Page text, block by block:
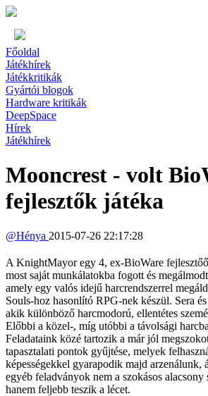
Főoldal
Játékhírek
Játékkritikák
Gyártói blogok
Hardware kritikák
DeepSpace
Hírek
Játékhírek
Mooncrest - volt
fejlesztők játéka
@Hénya 2015-07-26 22:17:28
A KnightMayor egy 4, ex-BioWare
most saját munkálatokba fogott és
amely egy valós idejű harcrendszerrel
Souls-hoz hasonlító RPG-nek készül. Sera
akik különböző harcmodorú, ellentétes
Előbbi a közel-, míg utóbbi a távolsági
Feladataink közé tartozik a már jól
tapasztalati pontok gyűjtése, melyek
képességekkel gyarapodik majd arzenálunk,
egyéb feladványok nem a szokásos
hanem feljebb teszik a lécet.